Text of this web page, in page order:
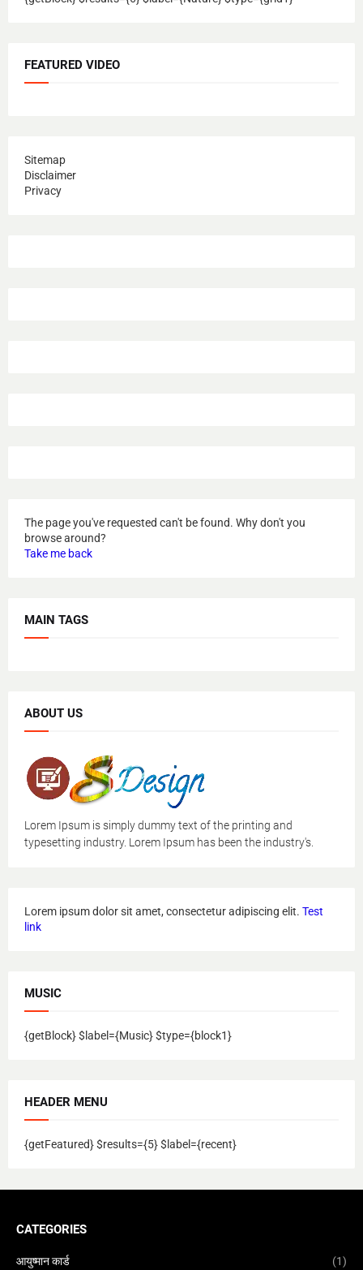
FEATURED VIDEO
Sitemap
Disclaimer
Privacy
The page you've requested can't be found. Why don't you
browse around?
Take me back
MAIN TAGS
ABOUT US
Lorem Ipsum is simply dummy text of the printing and
typesetting industry. Lorem Ipsum has been the industry's.
Lorem ipsum dolor sit amet, consectetur adipiscing elit. Test
link
MUSIC
{getBlock} $label={Music} $type={block1}
HEADER MENU
{getFeatured} $results={5} $label={recent}
CATEGORIES
आयुष्मान कार्ड (1)